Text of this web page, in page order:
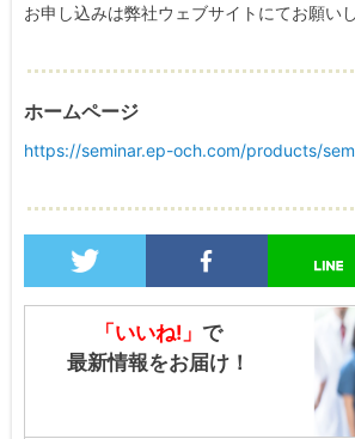
お申し込みは弊社ウェブサイトにてお願いし
ホームページ
https://seminar.ep-och.com/products/
「いいね!」で
最新情報をお届け！